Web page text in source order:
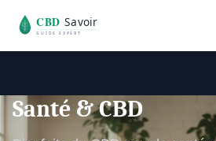
Santé & CBD